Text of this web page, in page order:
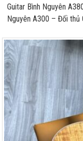
Guitar Bình Nguyên
Nguyên A300 – Đối thủ